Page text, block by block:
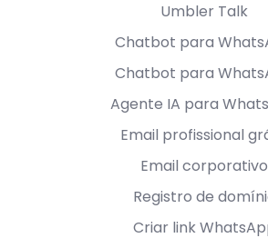
Umbler Talk
Chatbot para
Chatbot para
Agente IA para
Email profissional
Email corporativo
Registro de
Criar link